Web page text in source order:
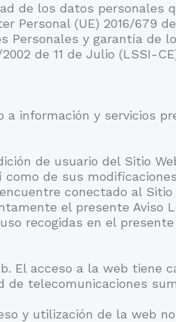
de los datos personales
Personal (UE) 2016/679
Personales y garantía de
de 11 de Julio (LSSI-
a información y servicios
de usuario del Sitio
de sus
conectado al
el presente Aviso
recogidas en el
El acceso a la web
telecomunicaciones
y utilización de la web